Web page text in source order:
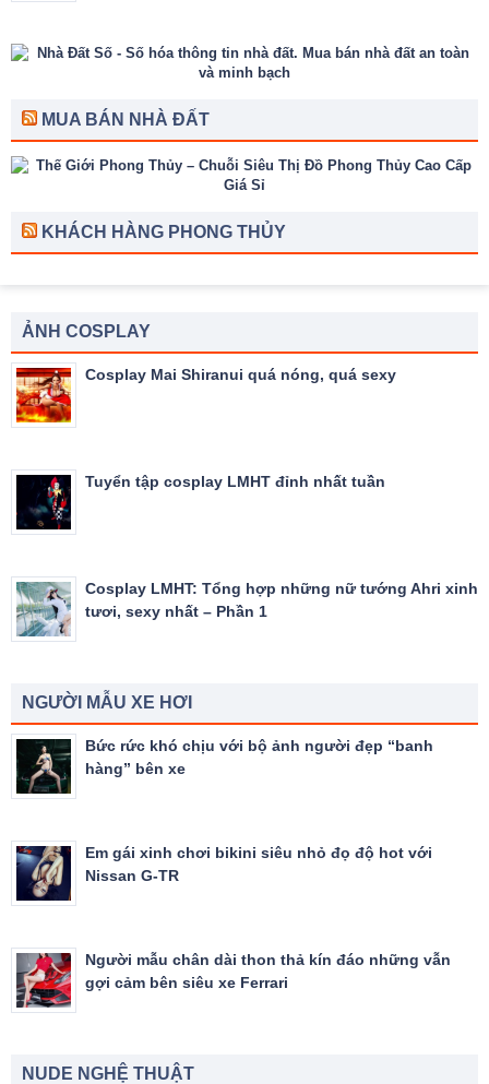
MUA BÁN NHÀ ĐẤT
KHÁCH HÀNG PHONG THỦY
ẢNH COSPLAY
Cosplay Mai Shiranui quá nóng, quá sexy
Tuyển tập cosplay LMHT đỉnh nhất tuần
Cosplay LMHT: Tổng hợp những nữ tướng Ahri xinh
tươi, sexy nhất – Phần 1
NGƯỜI MẪU XE HƠI
Bức rức khó chịu với bộ ảnh người đẹp “banh
hàng” bên xe
Em gái xinh chơi bikini siêu nhỏ đọ độ hot với
Nissan G-TR
Người mẫu chân dài thon thả kín đáo những vẫn
gợi cảm bên siêu xe Ferrari
NUDE NGHỆ THUẬT